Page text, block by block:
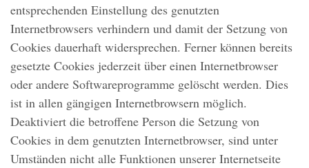
entsprechenden Einstellung des genutzten
Internetbrowsers verhindern und damit der Setzung von
Cookies dauerhaft widersprechen. Ferner können bereits
gesetzte Cookies jederzeit über einen Internetbrowser
oder andere Softwareprogramme gelöscht werden. Dies
ist in allen gängigen Internetbrowsern möglich.
Deaktiviert die betroffene Person die Setzung von
Cookies in dem genutzten Internetbrowser, sind unter
Umständen nicht alle Funktionen unserer Internetseite